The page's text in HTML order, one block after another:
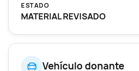
Vehículo donante
ESTADO
MATERIAL REVISADO